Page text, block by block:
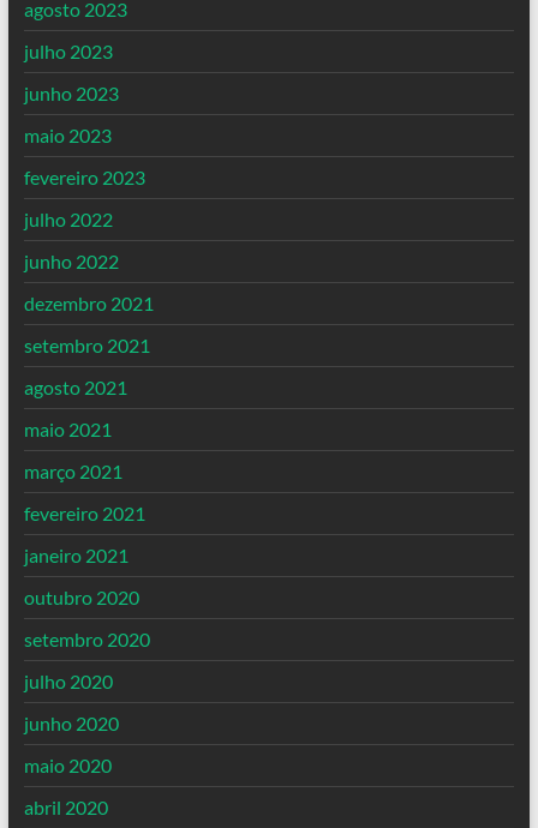
agosto 2023
julho 2023
junho 2023
maio 2023
fevereiro 2023
julho 2022
junho 2022
dezembro 2021
setembro 2021
agosto 2021
maio 2021
março 2021
fevereiro 2021
janeiro 2021
outubro 2020
setembro 2020
julho 2020
junho 2020
maio 2020
abril 2020